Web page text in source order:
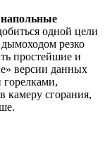
напольные
одной цели
резко
простейшие и
версии данных
горелками,
камеру сгорания,